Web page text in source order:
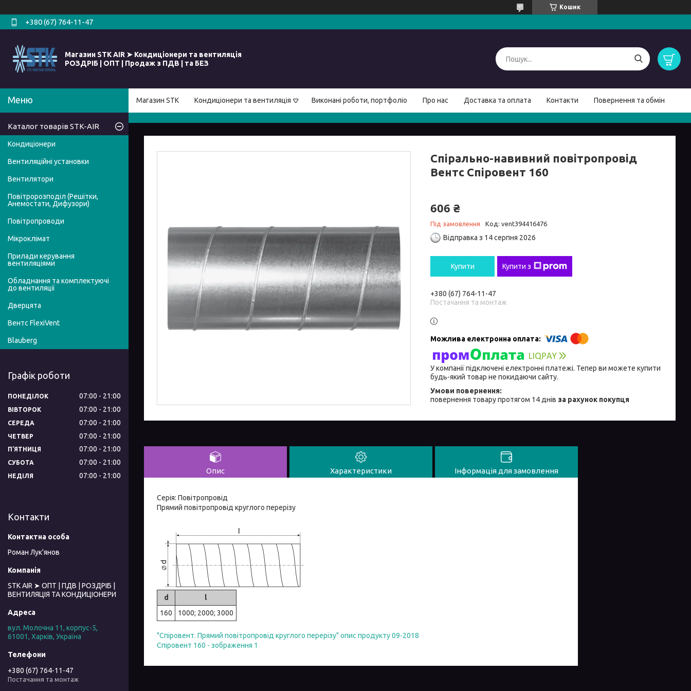
Кошик
+380 (67) 764-11-47
Магазин STK AIR ➤ Кондиціонери та вентиляція
РОЗДРІБ | ОПТ | Продаж з ПДВ | та БЕЗ
Магазин STK Кондиціонери та вентиляція Виконані роботи, портфоліо Про нас Доставка та оплата Контакти Повернення та обмін
Спірально-навивний повітропровід
Вентс Спіровент 160
606 ₴
Під замовлення Код: vent394416476
Відправка з 14 серпня 2026
Купити Купити з
+380 (67) 764-11-47
Постачання та монтаж
У компанії підключені електронні платежі. Тепер ви можете купити
будь-який товар не покидаючи сайту.
повернення товару протягом 14 днів за рахунок покупця
Опис Характеристики Інформація для замовлення
Серія: Повітропровід
Прямий повітропровід круглого перерізу
d
l
160
1000; 2000; 3000
"Спіровент. Прямий повітропровід круглого перерізу" опис продукту 09-2018
Спіровент 160 - зображення 1
Каталог товарів STK-AIR
Кондиціонери
Вентиляційні установки
Вентилятори
Повітророзподіл (Решітки,
Анемостати, Дифузори)
Повітропроводи
Мікроклімат
Прилади керування
вентиляціями
Обладнання та комплектуючі
до вентиляції
Дверцята
Вентс FlexiVent
Blauberg
Графік роботи
ПОНЕДІЛОК 07:00 21:00
ВІВТОРОК 07:00 21:00
СЕРЕДА 07:00 21:00
ЧЕТВЕР 07:00 21:00
ПʼЯТНИЦЯ 07:00 21:00
СУБОТА 07:00 21:00
НЕДІЛЯ 07:00 21:00
Контакти
Роман Лук'янов
STK AIR ➤ ОПТ | ПДВ | РОЗДРІБ |
ВЕНТИЛЯЦІЯ ТА КОНДИЦІОНЕРИ
вул. Молочна 11, корпус-5,
61001, Харків, Україна
+380 (67) 764-11-47
Постачання та монтаж